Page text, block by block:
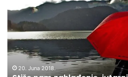
zahlađenje,
jutarnje
temperature
bit
će
20. Juna 2018.